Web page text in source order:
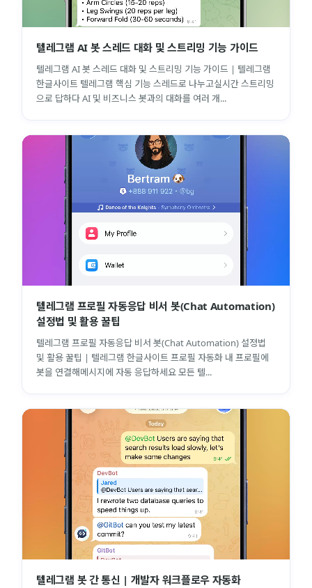
텔레그램 AI 봇 스레드 대화 및 스트리밍 기능 가이드
텔레그램 AI 봇 스레드 대화 및 스트리밍 기능 가이드 | 텔레그램
한글사이트 텔레그램 핵심 기능 스레드로 나누고실시간 스트리밍
으로 답하다 AI 및 비즈니스 봇과의 대화를 여러 개...
텔레그램 프로필 자동응답 비서 봇(Chat Automation)
설정법 및 활용 꿀팁
텔레그램 프로필 자동응답 비서 봇(Chat Automation) 설정법
및 활용 꿀팁 | 텔레그램 한글사이트 프로필 자동화 내 프로필에
봇을 연결해메시지에 자동 응답하세요 모든 텔...
텔레그램 봇 간 통신 | 개발자 워크플로우 자동화